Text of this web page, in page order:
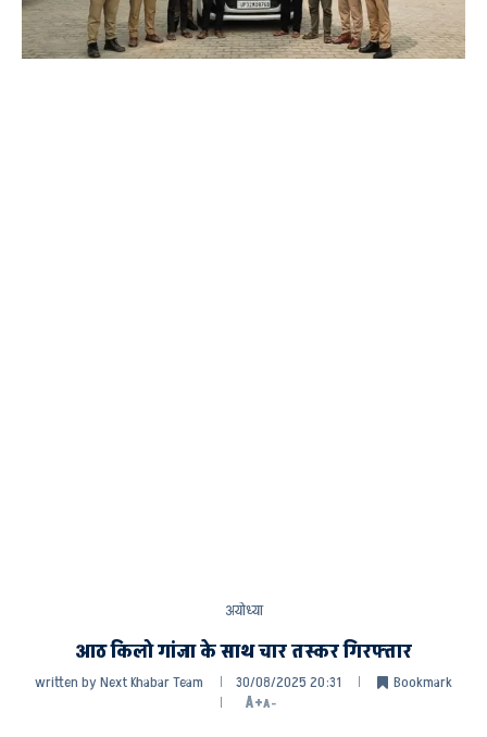
अयोध्या
आठ किलो गांजा के साथ चार तस्कर गिरफ्तार
written byNext Khabar Team 30/08/2025 20:31
Bookmark
A+A-